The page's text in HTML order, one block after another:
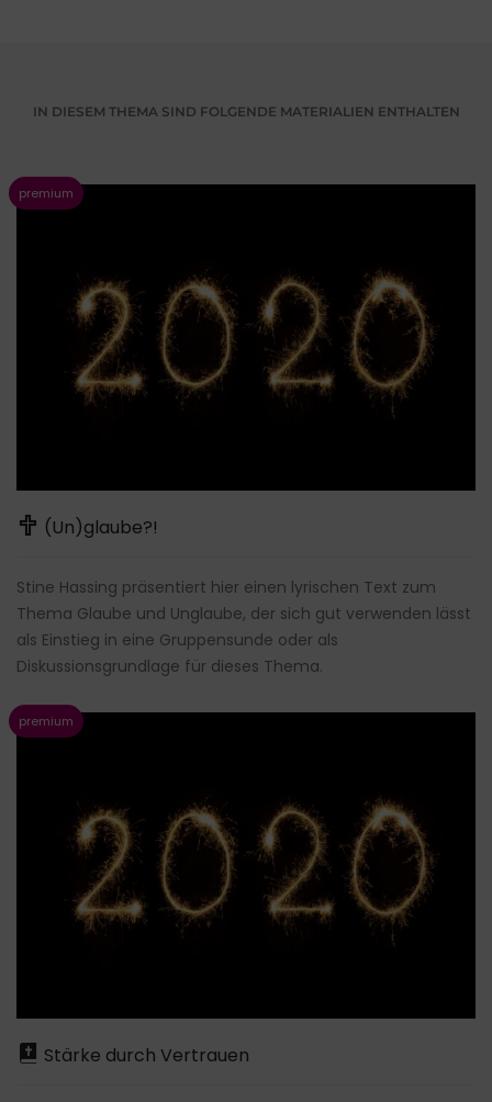
IN DIESEM THEMA SIND FOLGENDE MATERIALIEN ENTHALTEN
(Un)glaube?!
Stine Hassing präsentiert hier einen lyrischen Text zum
Thema Glaube und Unglaube, der sich gut verwenden lässt
als Einstieg in eine Gruppensunde oder als
Diskussionsgrundlage für dieses Thema.
Stärke durch Vertrauen